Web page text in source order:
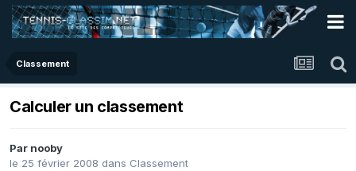
Classement
Calculer un classement
Par nooby
le 25 février 2008 dans Classement